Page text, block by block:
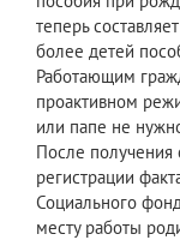
теперь
более детей
Работающим
проактивном
или папе не
После получения
регистрации
Социального
месту работы